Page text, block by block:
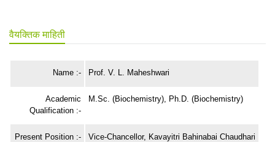
वैयक्तिक माहिती
Name :- Prof. V. L. Maheshwari
Academic
Qualification :-
M.Sc. (Biochemistry), Ph.D. (Biochemistry)
Present Position :-
Vice-Chancellor, Kavayitri Bahinabai Chaudhari